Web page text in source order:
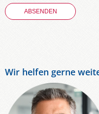
Wir helfen gerne